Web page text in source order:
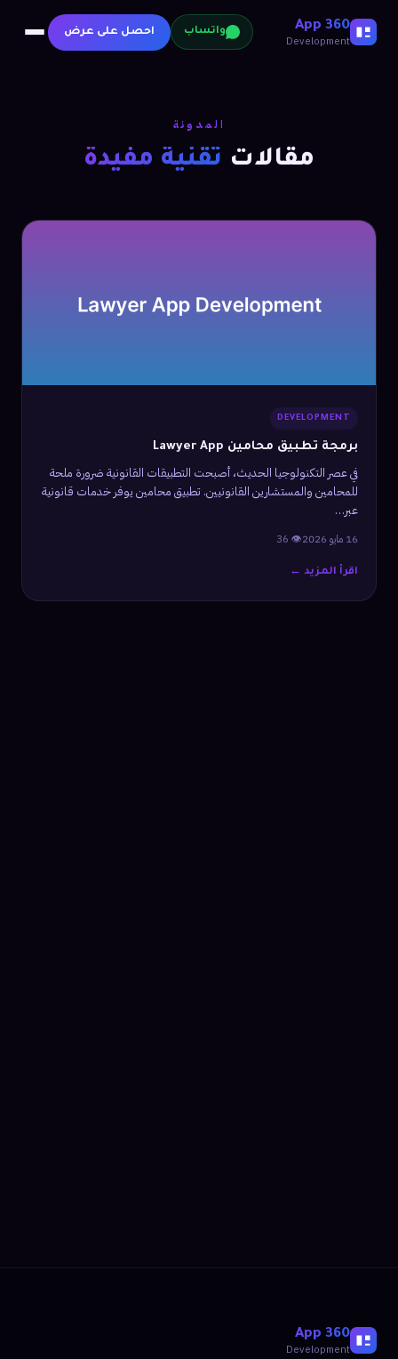
360 App
Development
واتساب احصل على عرض
المدونة
مقالات تقنية مفيدة
DEVELOPMENT
برمجة تطبيق محامين Lawyer App
في عصر التكنولوجيا الحديث، أصبحت التطبيقات القانونية ضرورة ملحة
للمحامين والمستشارين القانونيين. تطبيق محامين يوفر خدمات قانونية
عبر…
16 مايو 2026 👁 36
اقرأ المزيد ←
360 App
Development